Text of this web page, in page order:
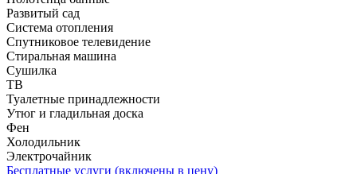
Развитый сад
Система отопления
Спутниковое телевидение
Стиральная машина
Сушилка
ТВ
Туалетные принадлежности
Утюг и гладильная доска
Фен
Холодильник
Электрочайник
Бесплатные услуги (включены в цену)